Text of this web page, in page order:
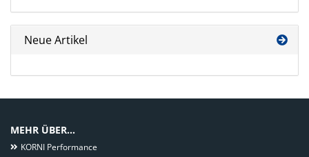
Neue Artikel
MEHR ÜBER...
KORNI Performance